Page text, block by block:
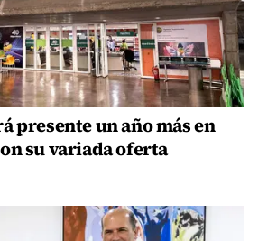
presente un año más en
su variada oferta